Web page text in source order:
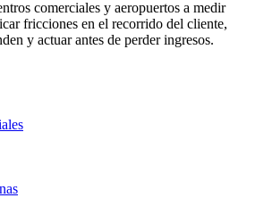
comerciales y aeropuertos a medir
fricciones en el recorrido del cliente,
y actuar antes de perder ingresos.